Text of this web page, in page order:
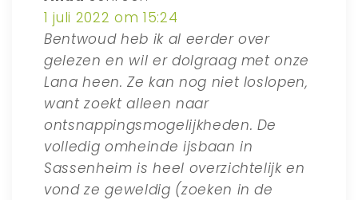
1 juli 2022 om 15:24
Bentwoud heb ik al eerder over
gelezen en wil er dolgraag met onze
Lana heen. Ze kan nog niet loslopen,
want zoekt alleen naar
ontsnappingsmogelijkheden. De
volledig omheinde ijsbaan in
Sassenheim is heel overzichtelijk en
vond ze geweldig (zoeken in de